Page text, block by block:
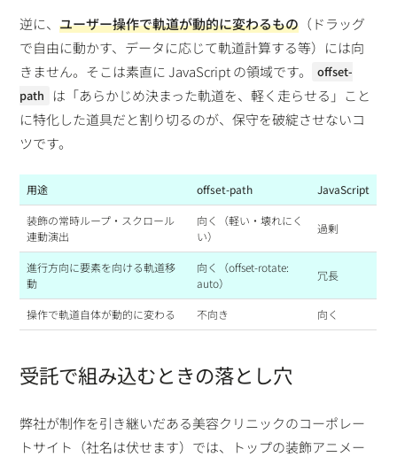
逆に、ユーザー操作で軌道が動的に変わるもの （ドラッグ
で自由に動かす、データに応じて軌道計算する等）には向
きません。そこは素直に JavaScript の領域です。
offset-
path
は「あらかじめ決まった軌道を、軽く走らせる」こと
に特化した道具だと割り切るのが、保守を破綻させないコ
ツです。
用途 offset-path JavaScript
装飾の常時ループ・スクロール
連動演出
向く（軽い・壊れにく
い）
過剰
進行方向に要素を向ける軌道移
動
向く（offset-rotate:
auto）
冗長
操作で軌道自体が動的に変わる 不向き 向く
受託で組み込むときの落とし穴
弊社が制作を引き継いだある美容クリニックのコーポレー
トサイト（社名は伏せます）では、トップの装飾アニメー